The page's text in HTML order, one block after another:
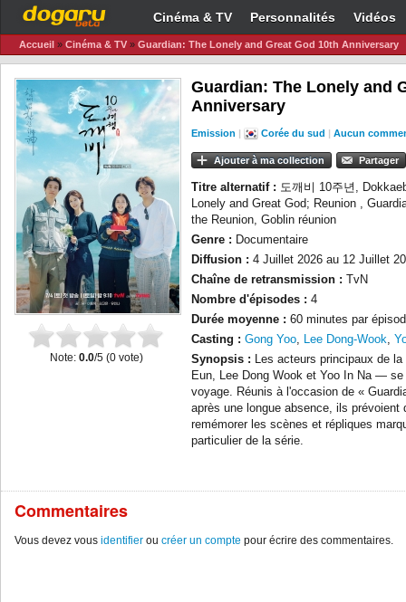
Cinéma & TV Personnalités Vidéos
Accueil » Cinéma & TV » Guardian: The Lonely and Great God 10th Anniversary
Note: 0.0/5 (0vote)
Guardian: The Lonely and
Anniversary
Emission | Corée du sud | Aucun
Ajouter à ma collection Partager
Titre alternatif : 도깨비 10주년,
Lonely and Great God; Reunion ,
the Reunion, Goblin réunion
Genre : Documentaire
Diffusion : 4 Juillet 2026 au 12 Juillet
Chaîne de retransmission :
TvN
Nombre d'épisodes : 4
Durée moyenne : 60 minutes par
Casting : Gong Yoo, Lee Dong-Wook,
Synopsis : Les acteurs principaux de
Eun, Lee Dong Wook et Yoo In Na —
voyage. Réunis à l'occasion de «
après une longue absence, ils prévoient
remémorer les scènes et répliques
particulier de la série.
Commentaires
Vous devez vous identifier ou créer un compte pour écrire des commentaires.